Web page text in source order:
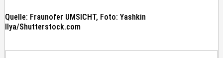
Quelle: Fraunofer UMSICHT, Foto: Yashkin
Ilya/Shutterstock.com